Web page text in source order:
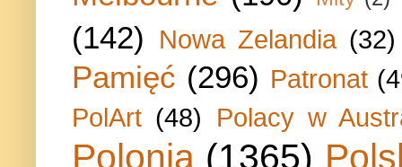
(142) Nowa Zelandia (32)
Pamięć (296) Patronat
PolArt (48) Polacy w
Polonia (1365)